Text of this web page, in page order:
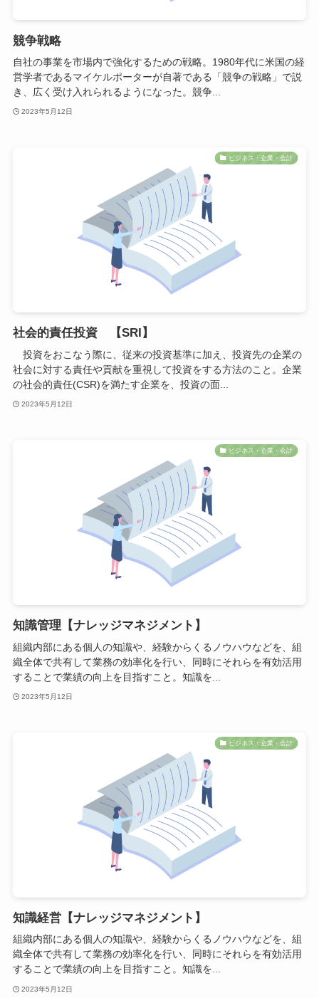
競争戦略
自社の事業を市場内で強化するための戦略。1980年代に米国の経
営学者であるマイケルポーターが自著である「競争の戦略」で説
き、広く受け入れられるようになった。競争...
2023年5月12日
ビジネス・企業・会計
社会的責任投資 【SRI】
投資をおこなう際に、従来の投資基準に加え、投資先の企業の
社会に対する責任や貢献を重視して投資をする方法のこと。企業
の社会的責任(CSR)を満たす企業を、投資の面...
2023年5月12日
ビジネス・企業・会計
知識管理【ナレッジマネジメント】
組織内部にある個人の知識や、経験からくるノウハウなどを、組
織全体で共有して業務の効率化を行い、同時にそれらを有効活用
することで業績の向上を目指すこと。知識を...
2023年5月12日
ビジネス・企業・会計
知識経営【ナレッジマネジメント】
組織内部にある個人の知識や、経験からくるノウハウなどを、組
織全体で共有して業務の効率化を行い、同時にそれらを有効活用
することで業績の向上を目指すこと。知識を...
2023年5月12日